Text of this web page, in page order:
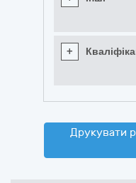
+
Друкувати